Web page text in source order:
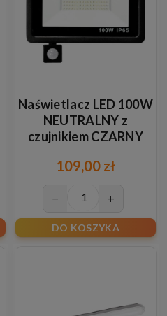
Naświetlacz LED 100W
NEUTRALNY z
czujnikiem CZARNY
109,00 zł
− +
DO KOSZYKA